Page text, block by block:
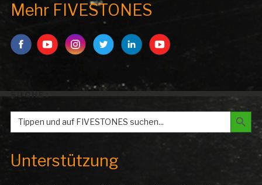
Mehr FIVESTONES
SUCHE:
Search
for:
Search
Unterstützung